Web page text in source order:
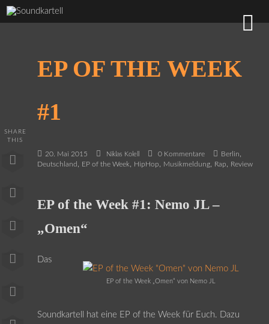
EP OF THE WEEK
#1
20. Mai 2015 Niklas Kolell 0 Kommentare Berlin,
Deutschland , EP of the Week, HipHop, Musikmeldung, Rap, Review
SHARE
THIS
EP of the Week #1: Nemo JL –
„Omen“
EP of the Week „Omen“ von Nemo JL
Das
Soundkartell hat eine EP of the Week für Euch. Dazu